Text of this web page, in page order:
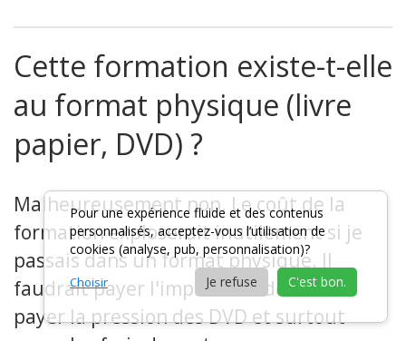
Cette formation existe-t-elle
au format physique (livre
papier, DVD) ?
Malheureusement non. Le coût de la
formation exploserait inutilement si je
passais dans un format physique. Il
faudrait payer l'impression des livres,
payer la pression des DVD et surtout
Pour une expérience fluide et des contenus
personnalisés, acceptez-vous l’utilisation de
cookies (analyse, pub, personnalisation)?
Choisir Je refuse C'est bon.